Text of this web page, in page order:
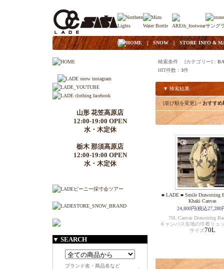
| HOME|SNOW| STORE INFO &
山形 花笠高原店
12:00-19:00 OPEN
水・木定休
栃木 那須高原店
12:00-19:00 OPEN
水・木定休
▼ SEARCH
ブランド名・商品名など
検索条件 [カテゴリー]：
HIT件数： 3件
▼ 検索結果
[並び順を変更]・おすすめ
■ LADE ■ Smile Drawstring
Khaki Canvas
24,800円(税込27,280
70L Canvas Drawstring
キャンバス生地の巾着リュ
サイズ70L